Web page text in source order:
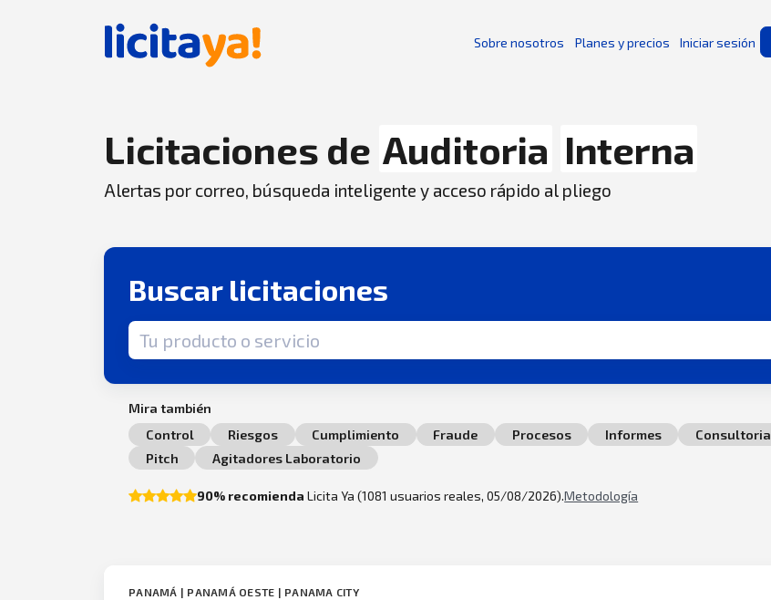
Sobre nosotros Planes y precios Iniciar sesión
Licitaciones de Auditoria Interna
Alertas por correo, búsqueda inteligente y acceso rápido al pliego
Buscar licitaciones
Término de búsqueda
Mira también
Control
Riesgos Cumplimiento Fraude Procesos Informes Consultoria
Pitch
Agitadores Laboratorio
90% recomienda Licita Ya (1081 usuarios reales, 05/08/2026).Metodología
PANAMÁ | PANAMÁ OESTE | PANAMA CITY